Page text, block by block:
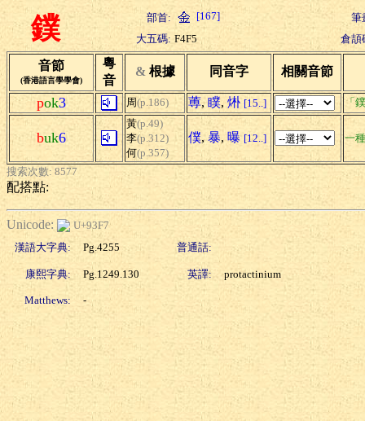
鏷 部首: [167]
筆
大五碼: F4F5 倉頡
音節
(香港語言學學會)
粵
音
& 根據 同音字 相關音節
pok3 周(p.186) 蒪, 瞨, 烞 [15..] 「
buk6
黃(p.49)
李(p.312)
何(p.357)
僕, 暴, 曝 [12..] 一
搜索次數: 8577
配搭點:
Unicode:
U+93F7
漢語大字典:
Pg.4255 普通話:
康熙字典: Pg.1249.130 英譯: protactinium
Matthews: -